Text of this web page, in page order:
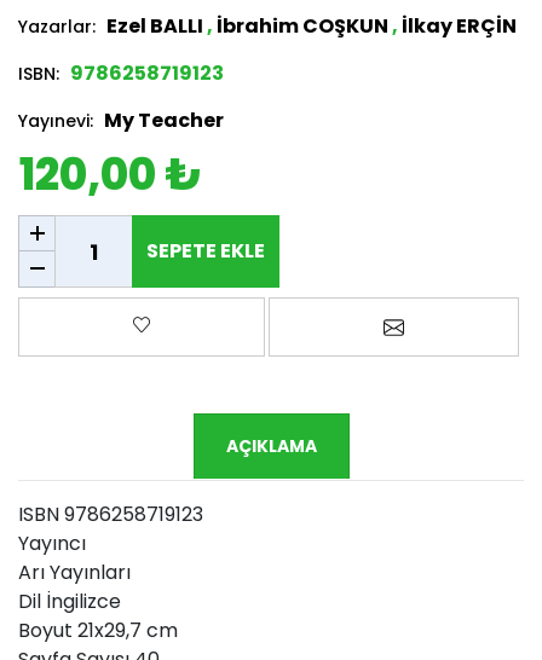
Yazarlar: Ezel BALLI, İbrahim COŞKUN, İlkay ERÇİN
ISBN: 9786258719123
Yayınevi: My Teacher
120,00 ₺
SEPETE EKLE
SEPETE EKLE
Favorilere ekle Arkadaşına
AÇIKLAMA
ISBN 9786258719123
Yayıncı
Arı Yayınları
Dil İngilizce
Boyut 21x29,7 cm